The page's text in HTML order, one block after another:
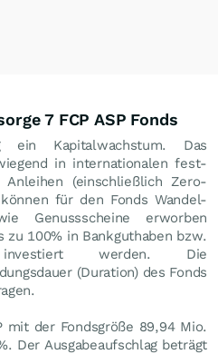
7 FCP ASP Fonds
ein Kapitalwachstum. Das
in internationalen fest-
(einschließlich Zero-
für den Fonds Wandel-
Genussscheine erworben
100% in Bankguthaben bzw.
investiert werden. Die
(Duration) des Fonds
mit der Fondsgröße 89,94 Mio.
Der Ausgabeaufschlag beträgt